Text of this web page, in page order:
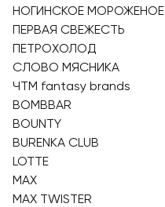
НОГИНСКОЕ МОРОЖЕНОЕ
ПЕРВАЯ СВЕЖЕСТЬ
ПЕТРОХОЛОД
СЛОВО МЯСНИКА
ЧТМ fantasy brands
BOMBBAR
BOUNTY
BURENKA CLUB
LOTTE
MAX
MAX TWISTER